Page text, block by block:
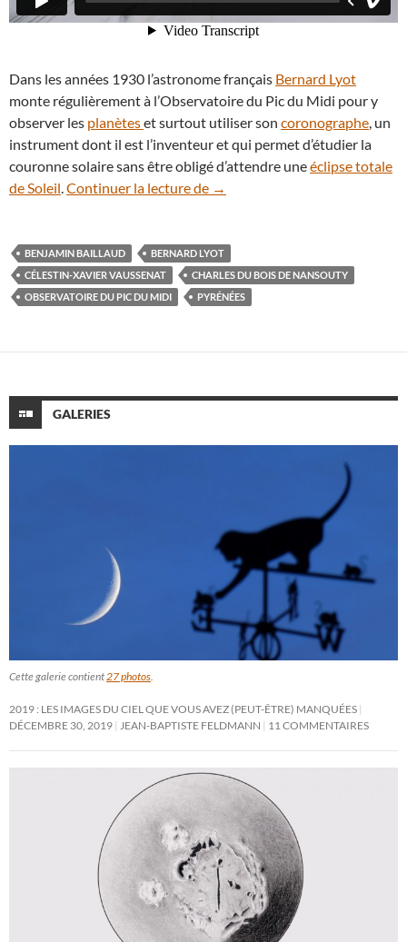
Dans les années 1930 l’astronome français Bernard Lyot
monte régulièrement à l’Observatoire du Pic du Midi pour y
observer les planèteset surtout utiliser son coronographe, un
instrument dont il est l’inventeur et qui permet d’étudier la
couronne solaire sans être obligé d’attendre uneéclipse totale
de Soleil.Continuer la lecture de En vidéo : l’Observatoire du
→
BENJAMIN BAILLAUD
BERNARD LYOT
CÉLESTIN-XAVIER VAUSSENAT
CHARLES DU BOIS DE NANSOUTY
OBSERVATOIRE DU PIC DU MIDI
PYRÉNÉES
GALERIES
Cette galerie contient27 photos.
2019 : LES IMAGES DU CIEL QUE VOUS AVEZ (PEUT-ÊTRE) MANQUÉES
DÉCEMBRE 30, 2019 JEAN-BAPTISTE FELDMANN 11 COMMENTAIRES